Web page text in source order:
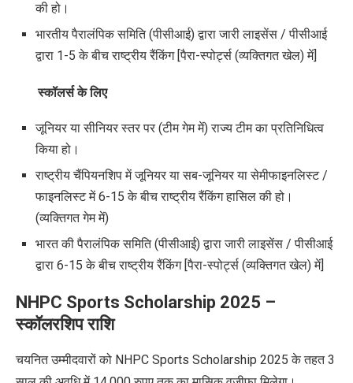
की हो।
भारतीय पैरालंपिक समिति (पीसीआई) द्वारा जारी लाइसेंस / पीसीआई
द्वारा 1-5 के बीच राष्ट्रीय रैंकिंग [पैरा-स्पोर्ट्स (व्यक्तिगत खेल) में]
स्कॉलर्स के लिए
जूनियर या सीनियर स्तर पर (टीम गेम में) राज्य टीम का प्रतिनिधित्व
किया हो।
राष्ट्रीय चैंपियनशिप में जूनियर या सब-जूनियर या सेमीफाइनलिस्ट /
फाइनलिस्ट में 6-15 के बीच राष्ट्रीय रैंकिंग हासिल की हो।
(व्यक्तिगत गेम में)
भारत की पैरालंपिक समिति (पीसीआई) द्वारा जारी लाइसेंस / पीसीआई
द्वारा 6-15 के बीच राष्ट्रीय रैंकिंग [पैरा-स्पोर्ट्स (व्यक्तिगत खेल) में]
NHPC Sports Scholarship 2025 –
स्कॉलरशिप राशि
चयनित उम्मीदवारों को NHPC Sports Scholarship 2025 के तहत 3